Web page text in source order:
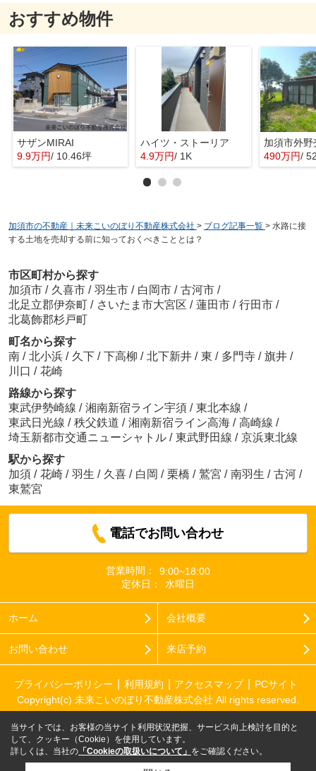
おすすめ物件
サザンMIRAI
9.9万円/ 10.46坪
ハイツ・ストーリア
4.9万円/ 1K
加須市外野
490万円/
加須市の不動産｜未来こいのぼり不動産株式会社 > ブログ記事一覧 > 水路に接
する土地を売却する前に知っておくべきこととは？
市区町村から探す
加須市 / 久喜市 / 羽生市 / 白岡市 / 古河市 /
北足立郡伊奈町 / さいたま市大宮区 / 蓮田市 / 行田市 /
北葛飾郡杉戸町
町名から探す
南 / 北小浜 / 久下 / 下高柳 / 北下新井 / 東 / 多門寺 / 旗井 /
川口 / 花崎
路線から探す
東武伊勢崎線 / 湘南新宿ライン宇須 / 東北本線 /
東武日光線 / 秩父鉄道 / 湘南新宿ライン高海 / 高崎線 /
埼玉新都市交通ニューシャトル / 東武野田線 / 京浜東北線
駅から探す
加須 / 花崎 / 羽生 / 久喜 / 白岡 / 栗橋 / 鷲宮 / 南羽生 / 古河 /
東鷲宮
電話でお問い合わせ
営業時間：
9:00~18:00
定休日：
水曜日
ホーム 会社概要
お問い合わせ 来店予約
プライバシーポリシー 利用規約 アクセスマップ
PCサイト
Copyright(c) 未来こいのぼり不動産株式会社 All rights reserved.
当サイトでは、お客様の当サイト利用状況把握、サービス向上検討を目的と
して、クッキー（Cookie）を使用しています。
詳しくは、当社の 「Cookieの取扱いについて」 をご確認ください。